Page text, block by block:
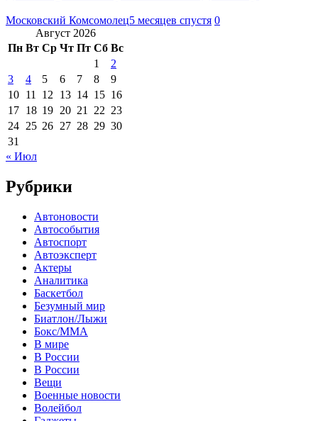
Московский Комсомолец5 месяцев спустя 0
Август 2026
Пн Вт Ср Чт Пт Сб Вс
1
2
3
4 5 6 7 8
9
10 11 12 13 14 15 16
17 18 19 20 21 22 23
24 25 26 27 28 29 30
31
« Июл
Рубрики
Автоновости
Автособытия
Автоспорт
Автоэксперт
Актеры
Аналитика
Баскетбол
Безумный мир
Биатлон/Лыжи
Бокс/MMA
В мире
В России
В России
Вещи
Военные новости
Волейбол